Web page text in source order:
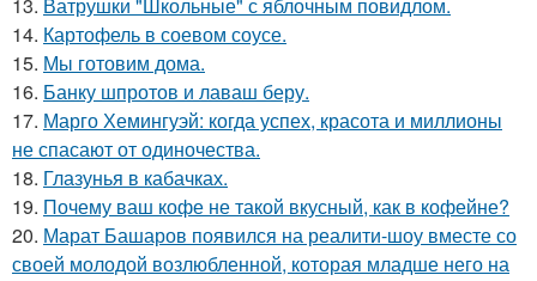
14. Картофель в соевом соусе.
15. Мы готовим дома.
16. Банку шпротов и лаваш беру.
17. Марго Хемингуэй: когда успех, красота и миллионы
не спасают от одиночества.
18. Глазунья в кабачках.
19. Почему ваш кофе не такой вкусный, как в кофейне?
20. Марат Башаров появился на реалити-шоу вместе со
своей молодой возлюбленной, которая младше него на